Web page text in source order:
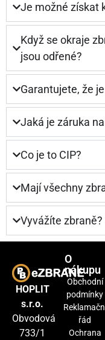
Je možné získat
Když se okraje
jsou odřené?
Garantujete, že
Jaká je záruka
Co je to CIP?
Mají všechny
Vyvážíte zbraně?
HOPLIT
s.r.o.
Obvodová
733/1
O
nákupu
Obchodní
podmínky
řád
Ochrana